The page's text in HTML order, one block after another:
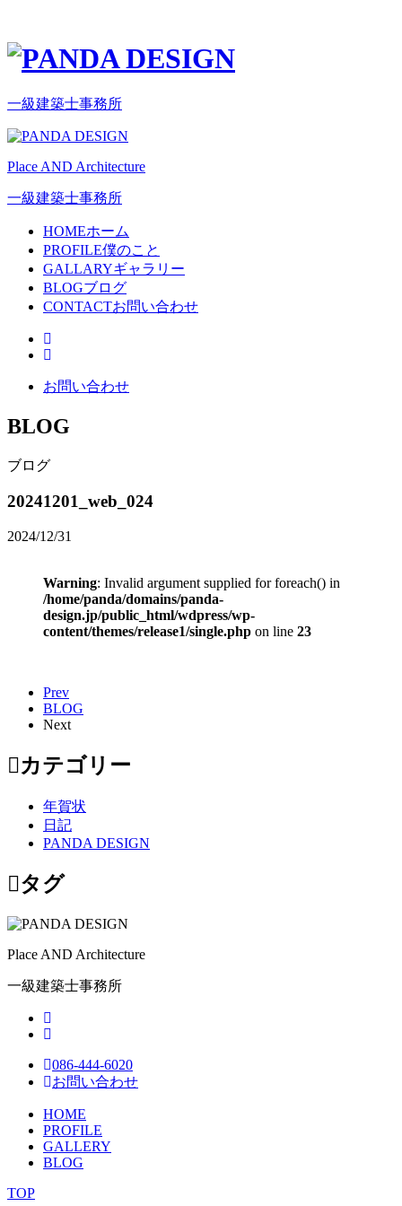
一級建築士事務所
Place AND Architecture
一級建築士事務所
HOMEホーム
PROFILE僕のこと
GALLARYギャラリー
BLOGブログ
CONTACTお問い合わせ
お問い合わせ
BLOG
ブログ
20241201_web_024
2024/12/31
Warning: Invalid argument supplied for foreach() in
/home/panda/domains/panda-
design.jp/public_html/wdpress/wp-
content/themes/release1/single.php on line 23
Prev
BLOG
Next
カテゴリー
年賀状
日記
PANDA DESIGN
タグ
Place AND Architecture
一級建築士事務所
086-444-6020
お問い合わせ
HOME
PROFILE
GALLERY
BLOG
TOP